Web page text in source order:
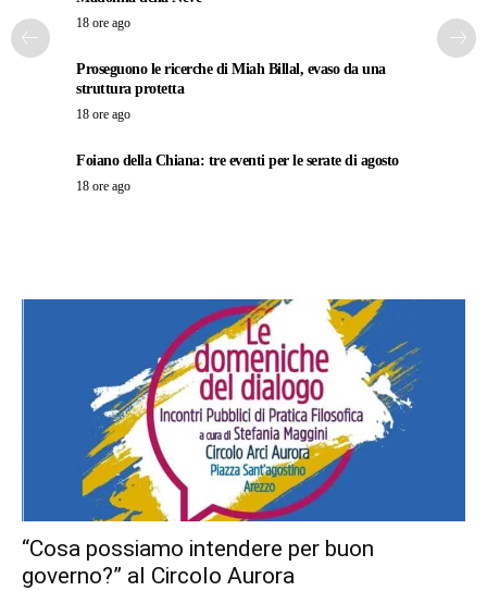
18 ore ago
Proseguono le ricerche di Miah Billal, evaso da una
struttura protetta
18 ore ago
Foiano della Chiana: tre eventi per le serate di agosto
18 ore ago
“Cosa possiamo intendere per buon
governo?” al Circolo Aurora